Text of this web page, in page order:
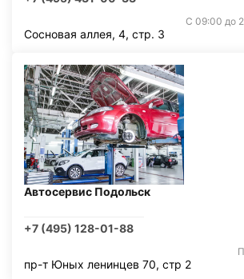
С 09:00 до
Сосновая аллея, 4, стр. 3
Автосервис Подольск
+7 (495) 128-01-88
пр-т Юных ленинцев 70, стр 2